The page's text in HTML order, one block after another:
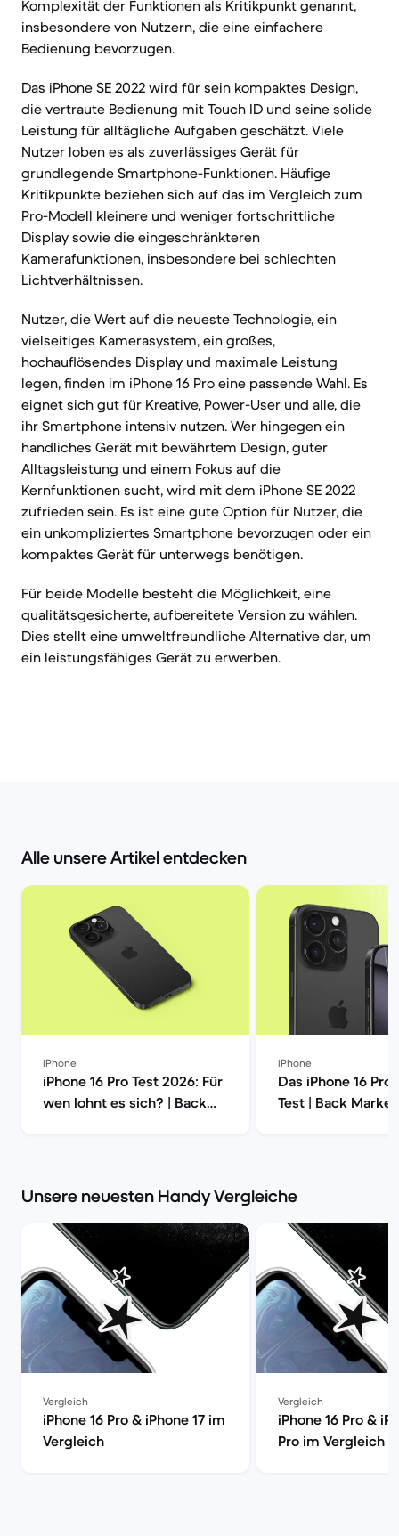
Komplexität der Funktionen als Kritikpunkt genannt,
insbesondere von Nutzern, die eine einfachere
Bedienung bevorzugen.
Das iPhone SE 2022 wird für sein kompaktes Design,
die vertraute Bedienung mit Touch ID und seine solide
Leistung für alltägliche Aufgaben geschätzt. Viele
Nutzer loben es als zuverlässiges Gerät für
grundlegende Smartphone-Funktionen. Häufige
Kritikpunkte beziehen sich auf das im Vergleich zum
Pro-Modell kleinere und weniger fortschrittliche
Display sowie die eingeschränkteren
Kamerafunktionen, insbesondere bei schlechten
Lichtverhältnissen.
Nutzer, die Wert auf die neueste Technologie, ein
vielseitiges Kamerasystem, ein großes,
hochauflösendes Display und maximale Leistung
legen, finden im iPhone 16 Pro eine passende Wahl. Es
eignet sich gut für Kreative, Power-User und alle, die
ihr Smartphone intensiv nutzen. Wer hingegen ein
handliches Gerät mit bewährtem Design, guter
Alltagsleistung und einem Fokus auf die
Kernfunktionen sucht, wird mit dem iPhone SE 2022
zufrieden sein. Es ist eine gute Option für Nutzer, die
ein unkompliziertes Smartphone bevorzugen oder ein
kompaktes Gerät für unterwegs benötigen.
Für beide Modelle besteht die Möglichkeit, eine
qualitätsgesicherte, aufbereitete Version zu wählen.
Dies stellt eine umweltfreundliche Alternative dar, um
ein leistungsfähiges Gerät zu erwerben.
Alle unsere Artikel entdecken
iPhone
iPhone 16 Pro Test 2026: Für
wen lohnt es sich? | Back
iPhone
Das iPhone 16 Pro
Test | Back Market
Unsere neuesten Handy Vergleiche
Vergleich
iPhone 16 Pro & iPhone 17 im
Vergleich
Vergleich
iPhone 16 Pro &
Pro im Vergleich